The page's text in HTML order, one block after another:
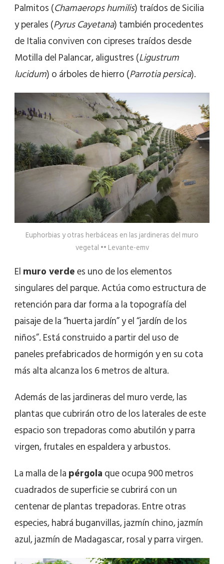
Palmitos (Chamaerops humilis) traídos de Sicilia
y perales (Pyrus Cayetana) también procedentes
de Italia conviven con cipreses traídos desde
Motilla del Palancar, aligustres (Ligustrum
lucidum) o árboles de hierro (Parrotia persica).
Euphorbias y otras herbáceas en las jardineras del muro
vegetal •• Levante-emv
Elmuro verdees uno de los elementos
singulares del parque. Actúa como estructura de
retención para dar forma a la topografía del
paisaje de la “huerta jardín” y el “jardín de los
niños”. Está construido a partir del uso de
paneles prefabricados de hormigón y en su cota
más alta alcanza los 6 metros de altura.
Además de las jardineras del muro verde, las
plantas que cubrirán otro de los laterales de este
espacio son trepadoras como abutilón y parra
virgen, frutales en espaldera y arbustos.
La malla de lapérgolaque ocupa 900 metros
cuadrados de superficie se cubrirá con un
centenar de plantas trepadoras. Entre otras
especies, habrá buganvillas, jazmín chino, jazmín
azul, jazmín de Madagascar, rosal y parra virgen.